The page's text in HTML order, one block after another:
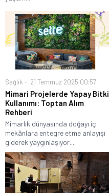
Sağlık 21 Temmuz 2025 00:57
Mimari Projelerde Yapay Bitki
Kullanımı: Toptan Alım
Rehberi
Mimarlık dünyasında doğayı iç
mekânlara entegre etme anlayışı
giderek yaygınlaşıyor....